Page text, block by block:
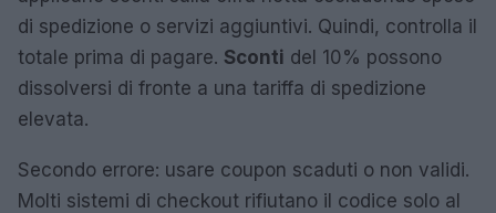
di spedizione o servizi aggiuntivi. Quindi, controlla il
totale prima di pagare. Sconti del 10% possono
dissolversi di fronte a una tariffa di spedizione
elevata.
Secondo errore: usare coupon scaduti o non validi.
Molti sistemi di checkout rifiutano il codice solo al